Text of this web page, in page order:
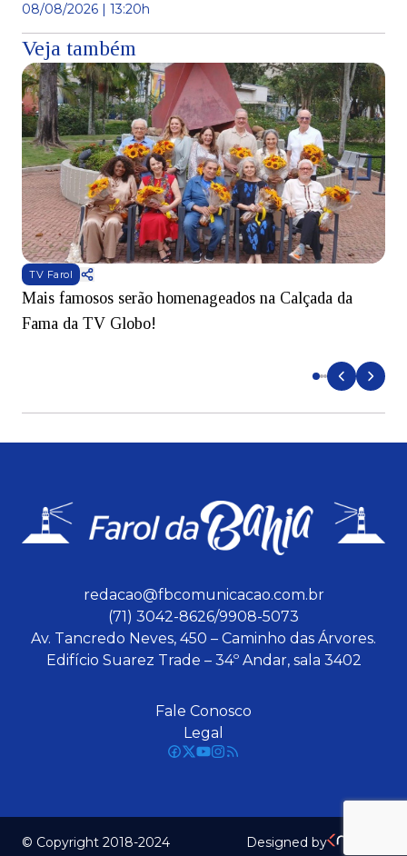
08/08/2026 | 13:20h
Veja também
TV Farol
Mais famosos serão homenageados na Calçada da
Fama da TV Globo!
redacao@fbcomunicacao.com.br
(71) 3042-8626/9908-5073
Av. Tancredo Neves, 450 – Caminho das Árvores.
Edifício Suarez Trade – 34º Andar, sala 3402
Fale Conosco
Legal
© Copyright 2018-2024 Designed by